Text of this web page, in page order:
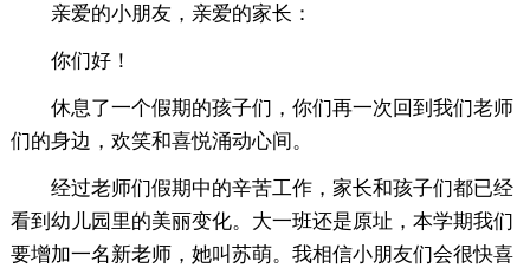
亲爱的小朋友，亲爱的家长：
你们好！
休息了一个假期的孩子们，你们再一次回到我们老师
们的身边，欢笑和喜悦涌动心间。
经过老师们假期中的辛苦工作，家长和孩子们都已经
看到幼儿园里的美丽变化。大一班还是原址，本学期我们
要增加一名新老师，她叫苏萌。我相信小朋友们会很快喜